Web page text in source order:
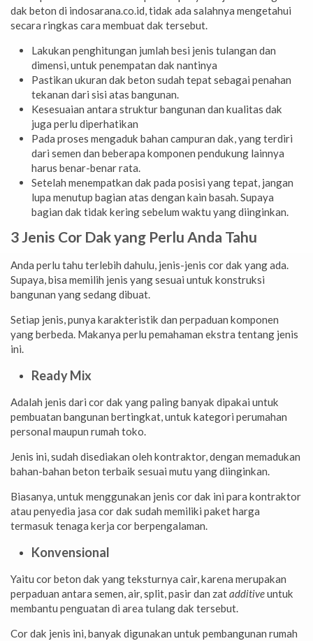
dak beton di indosarana.co.id, tidak ada salahnya mengetahui
secara ringkas cara membuat dak tersebut.
Lakukan penghitungan jumlah besi jenis tulangan dan
dimensi, untuk penempatan dak nantinya
Pastikan ukuran dak beton sudah tepat sebagai penahan
tekanan dari sisi atas bangunan.
Kesesuaian antara struktur bangunan dan kualitas dak
juga perlu diperhatikan
Pada proses mengaduk bahan campuran dak, yang terdiri
dari semen dan beberapa komponen pendukung lainnya
harus benar-benar rata.
Setelah menempatkan dak pada posisi yang tepat, jangan
lupa menutup bagian atas dengan kain basah. Supaya
bagian dak tidak kering sebelum waktu yang diinginkan.
3 Jenis Cor Dak yang Perlu Anda Tahu
Anda perlu tahu terlebih dahulu, jenis-jenis cor dak yang ada.
Supaya, bisa memilih jenis yang sesuai untuk konstruksi
bangunan yang sedang dibuat.
Setiap jenis, punya karakteristik dan perpaduan komponen
yang berbeda. Makanya perlu pemahaman ekstra tentang jenis
ini.
Ready Mix
Adalah jenis dari cor dak yang paling banyak dipakai untuk
pembuatan bangunan bertingkat, untuk kategori perumahan
personal maupun rumah toko.
Jenis ini, sudah disediakan oleh kontraktor, dengan memadukan
bahan-bahan beton terbaik sesuai mutu yang diinginkan.
Biasanya, untuk menggunakan jenis cor dak ini para kontraktor
atau penyedia jasa cor dak sudah memiliki paket harga
termasuk tenaga kerja cor berpengalaman.
Konvensional
Yaitu cor beton dak yang teksturnya cair, karena merupakan
perpaduan antara semen, air, split, pasir dan zatadditiveuntuk
membantu penguatan di area tulang dak tersebut.
Cor dak jenis ini, banyak digunakan untuk pembangunan rumah